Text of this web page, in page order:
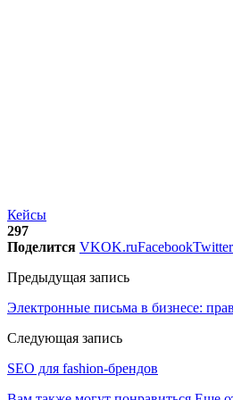
Кейсы
297
Поделится VKOK.ruFacebookTwitter
Предыдущая запись
Электронные письма в бизнесе:
Следующая запись
SEO для fashion-брендов